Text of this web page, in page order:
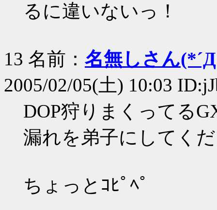
るに違いないっ！
13 名前： 名無しさん
2005/02/05(土) 10:03
DOP狩りまくってる
漏れを弟子にしてく
ちょっとｺﾋﾟﾍﾟ